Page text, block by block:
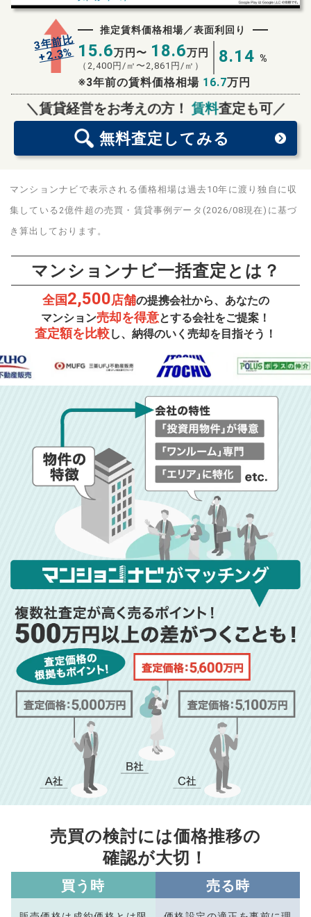
3年前比
+2.3%
推定賃料価格相場／表面利回り
15.6万円〜 18.6万円
（ 2,400 円/㎡〜2,861 円/㎡） 8.14 %
※3年前の賃料価格相場 16.7万円
＼賃貸経営をお考えの方！賃料査定も可／
無料査定 してみる
無料査定スタート！
マンションナビで表示される価格相場は過去10年に渡り独自に収
集している2億件超の売買・賃貸事例データ(2026/08現在)に基づ
き算出しております。
マンションナビ一括査定とは？
全国2,500店舗の提携会社から、あなたの
マンション売却を得意とする会社をご提案！
査定額を比較し、納得のいく売却を目指そう！
売買の検討には価格推移の
確認が大切！
買う時 売る時